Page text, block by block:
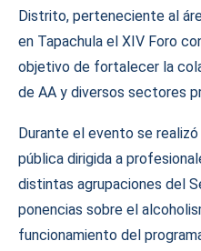
Distrito, perteneciente al
en Tapachula el XIV Foro
objetivo de fortalecer la
de AA y diversos sectores
Durante el evento se
pública dirigida a
distintas agrupaciones del
ponencias sobre el
funcionamiento del